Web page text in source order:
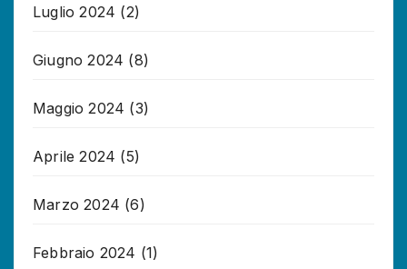
Luglio 2024 (2)
Giugno 2024 (8)
Maggio 2024 (3)
Aprile 2024 (5)
Marzo 2024 (6)
Febbraio 2024 (1)